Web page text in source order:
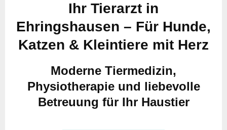
Ihr Tierarzt in
Ehringshausen – Für Hunde,
Katzen & Kleintiere mit Herz
Moderne Tiermedizin,
Physiotherapie und liebevolle
Betreuung für Ihr Haustier